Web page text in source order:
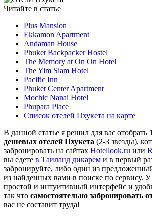
Читайте в статье
Plus Mansion
Ekkamon Apartment
Andaman House
Phuket Backpacker Hostel
The Memory at On On Hotel
The Yim Siam Hotel
Pacific Inn
Phuket Center Apartment
Mochic Nanai Hotel
Phupara Place
Список отелей Пхукета на карте
В данной статье я решил для вас отобрать
дешевых отелей Пхукета (2-3 звезды),
забронировать на сайтах Hotellook.ru или
вы едете в Таиланд дикарем и в первый
забронируйте, либо один из
из найденных вами в поиске по сервису. У
простой и интуитивный интерфейс и
так что самостоятельно забронировать
вас не составит труда!